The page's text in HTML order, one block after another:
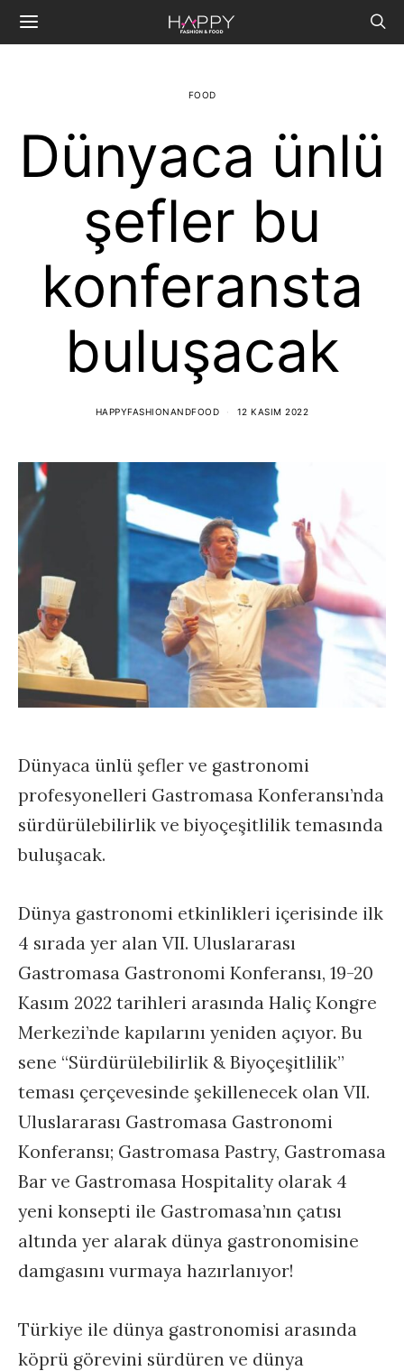
FOOD
Dünyaca ünlü
şefler bu
konferansta
buluşacak
HAPPYFASHIONANDFOOD 12 KASIM 2022
Dünyaca ünlü şefler ve gastronomi
profesyonelleri Gastromasa Konferansı’nda
sürdürülebilirlik ve biyoçeşitlilik temasında
buluşacak.
Dünya gastronomi etkinlikleri içerisinde ilk
4 sırada yer alan VII. Uluslararası
Gastromasa Gastronomi Konferansı, 19-20
Kasım 2022 tarihleri arasında Haliç Kongre
Merkezi’nde kapılarını yeniden açıyor. Bu
sene “Sürdürülebilirlik & Biyoçeşitlilik”
teması çerçevesinde şekillenecek olan VII.
Uluslararası Gastromasa Gastronomi
Konferansı; Gastromasa Pastry, Gastromasa
Bar ve Gastromasa Hospitality olarak 4
yeni konsepti ile Gastromasa’nın çatısı
altında yer alarak dünya gastronomisine
damgasını vurmaya hazırlanıyor!
Türkiye ile dünya gastronomisi arasında
köprü görevini sürdüren ve dünya